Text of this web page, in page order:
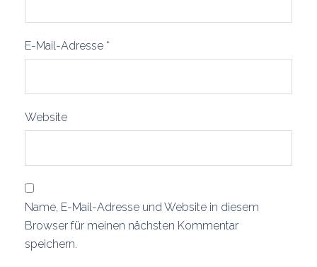
E-Mail-Adresse *
Website
Name, E-Mail-Adresse und Website in diesem
Browser für meinen nächsten Kommentar
speichern.